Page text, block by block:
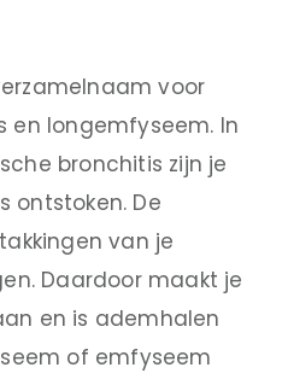
voor
en longemfyseem. In
bronchitis zijn je
ontstoken. De
van je
Daardoor maakt je
en is ademhalen
of emfyseem